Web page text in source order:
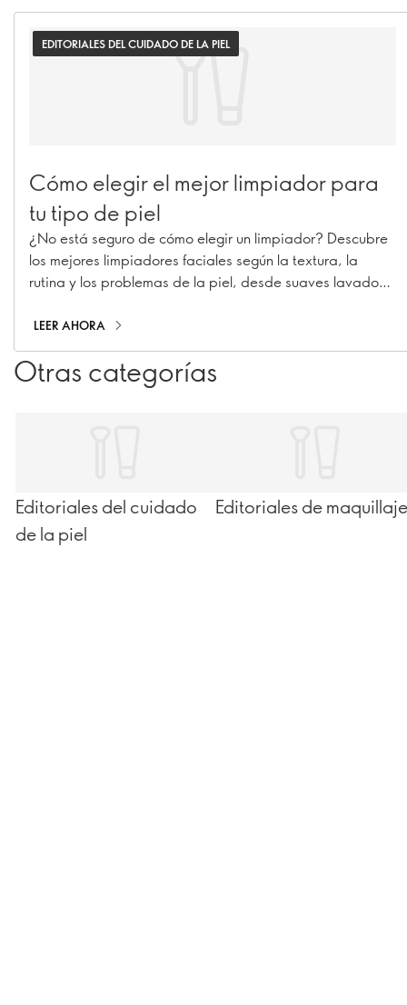
EDITORIALES DEL CUIDADO DE LA PIEL
Cómo elegir el mejor limpiador para
tu tipo de piel
¿No está seguro de cómo elegir un limpiador? Descubre
los mejores limpiadores faciales según la textura, la
rutina y los problemas de la piel, desde suaves lavados
LEER AHORA
Otras categorías
Editoriales del cuidado
de la piel
Editoriales de maquillaje